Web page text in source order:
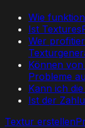
Wie
Ist
Wer
Können
Probleme
Kann ich
Ist der
Textur erstellen